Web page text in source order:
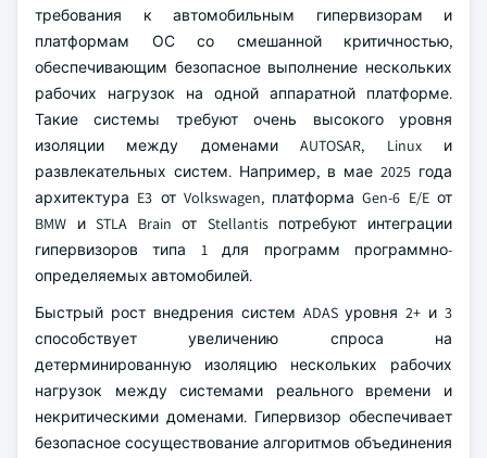
требования к автомобильным гипервизорам и
платформам ОС со смешанной критичностью,
обеспечивающим безопасное выполнение нескольких
рабочих нагрузок на одной аппаратной платформе.
Такие системы требуют очень высокого уровня
изоляции между доменами AUTOSAR, Linux и
развлекательных систем. Например, в мае 2025 года
архитектура E3 от Volkswagen, платформа Gen-6 E/E от
BMW и STLA Brain от Stellantis потребуют интеграции
гипервизоров типа 1 для программ программно-
определяемых автомобилей.
Быстрый рост внедрения систем ADAS уровня 2+ и 3
способствует увеличению спроса на
детерминированную изоляцию нескольких рабочих
нагрузок между системами реального времени и
некритическими доменами. Гипервизор обеспечивает
безопасное сосуществование алгоритмов объединения